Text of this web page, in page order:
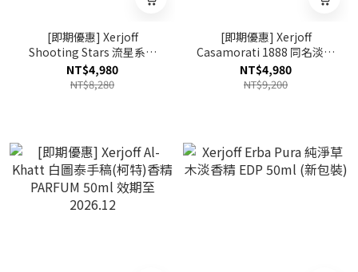
[即期優惠] Xerjoff
Shooting Stars 流星系列
KOBE 極致柯比香精 50ml
效期至2027.05
NT$4,980
NT$8,280
[即期優惠] Xerjoff
Casamorati 1888 同名淡香
精 EDP 100ml 效期至
2027.09
NT$4,980
NT$9,200